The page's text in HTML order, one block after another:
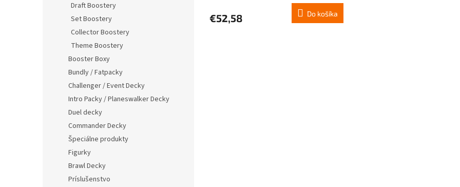
Draft Boostery
Set Boostery
Collector Boostery
Theme Boostery
Booster Boxy
Bundly / Fatpacky
Challenger / Event Decky
Intro Packy / Planeswalker Decky
Duel decky
Commander Decky
Špeciálne produkty
Figurky
Brawl Decky
Príslušenstvo
€52,58 Do košíka